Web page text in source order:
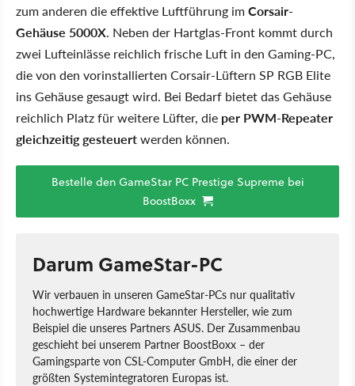
zum anderen die effektive Luftführung imCorsair-
Gehäuse 5000X. Neben der Hartglas-Front kommt durch
zwei Lufteinlässe reichlich frische Luft in den Gaming-PC,
die von den vorinstallierten Corsair-Lüftern SP RGB Elite
ins Gehäuse gesaugt wird. Bei Bedarf bietet das Gehäuse
reichlich Platz für weitere Lüfter, die per PWM-Repeater
gleichzeitig gesteuertwerden können.
Bestelle den GameStar PC Prestige Supreme bei
BoostBoxx
Darum GameStar-PC
Wir verbauen in unseren GameStar-PCs nur qualitativ
hochwertige Hardware bekannter Hersteller, wie zum
Beispiel die unseres Partners ASUS. Der Zusammenbau
geschieht bei unserem Partner BoostBoxx – der
Gamingsparte von CSL-Computer GmbH, die einer der
größten Systemintegratoren Europas ist.